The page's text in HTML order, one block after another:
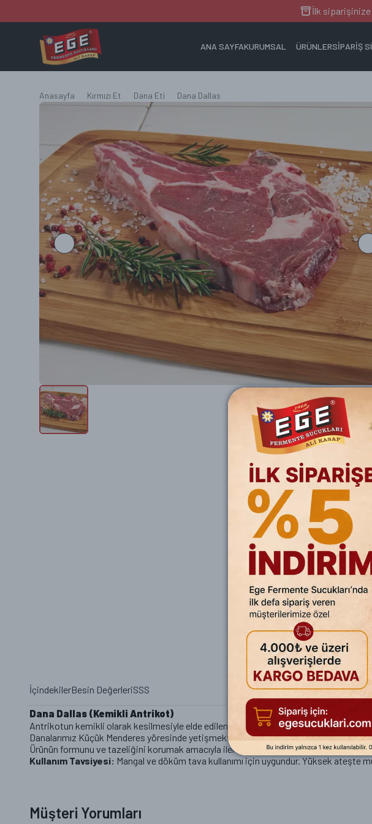
İlk
ANA SAYFAKURUMSAL ÜRÜNLERSİPARİŞ
ANA SAYFA
SİPARİŞ SÜRECİ
İLETİŞİM
Anasayfa Kırmızı Et Dana Eti Dana Dallas
İçindekilerBesin DeğerleriSSS
Dana Dallas (Kemikli Antrikot)
Antrikotun kemikli olarak kesilmesiyle elde edilen, yağ dokusu (mermerimsi , çıralı
Danalarımız Küçük Menderes yöresinde yetişmekte olup, kesimler Tire
Ürünün formunu ve tazeliğini korumak amacıyla ileri teknoloji vakumlama
Kullanım Tavsiyesi: Mangal ve döküm tava kullanımı için uygundur. Yüksek ateşte
Evet, Dana Dallas ürünümüz yüzde 100 glutensizdir. Çölyak hastaları ve gluten
Müşteri Yorumları